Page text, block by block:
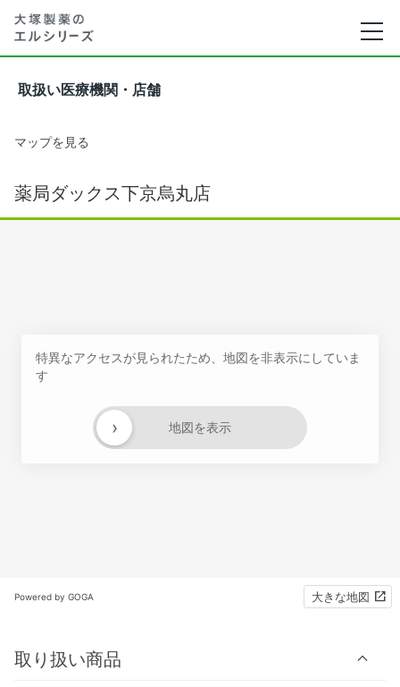
取扱い医療機関・店舗
マップを見る
薬局ダックス下京烏丸店
特異なアクセスが見られたため、地図を非表示にしていま
す
地図を表示
›
Powered by GOGA 大きな地図
取り扱い商品